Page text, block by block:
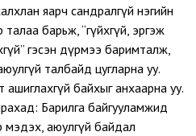
яарч сандралгүй нэгийн
барьж, “гүйхгүй, эргэж
гэсэн дүрмээ баримталж,
талбайд цугларна уу.
ашиглахгүй байхыг анхаарна уу.
Барилга байгууламжид
мэдэх, аюулгүй байдал